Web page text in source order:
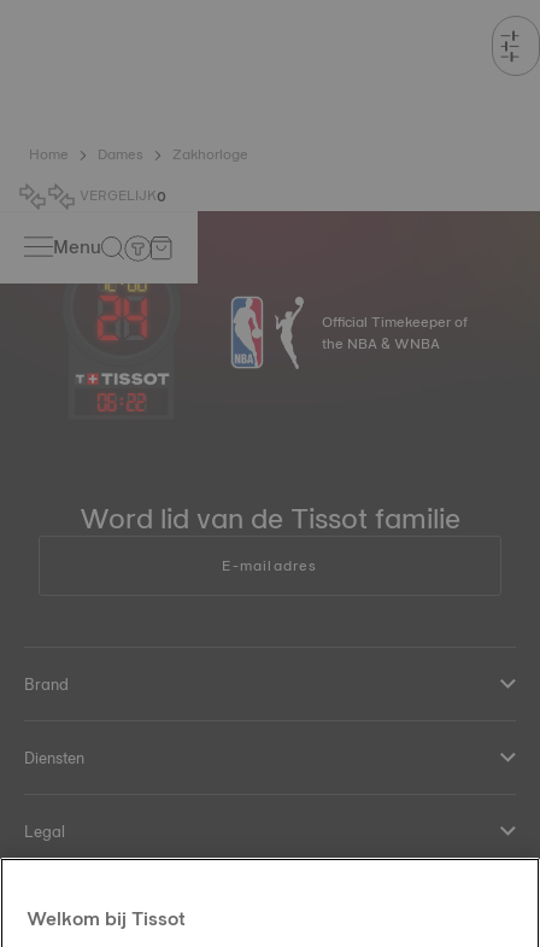
Home Dames
Zakhorloge
VERGELIJK0
Menu
06:22
Official Timekeeper of
the NBA & WNBA
Word lid van de Tissot familie
E-mailadres
Brand
Diensten
Legal
Welkom bij Tissot